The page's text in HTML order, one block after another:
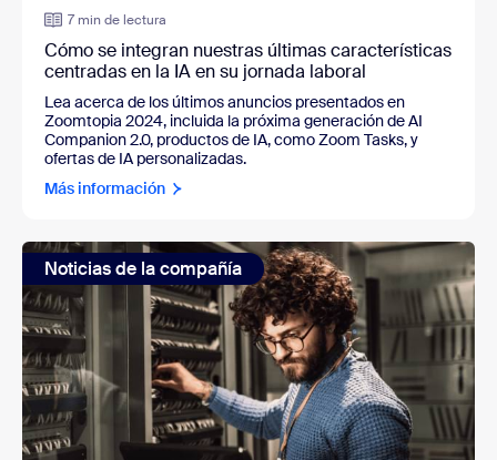
7 min de lectura
Cómo se integran nuestras últimas características
centradas en la IA en su jornada laboral
Lea acerca de los últimos anuncios presentados en
Zoomtopia 2024, incluida la próxima generación de AI
Companion 2.0, productos de IA, como Zoom Tasks, y
ofertas de IA personalizadas.
Más información
Noticias de la compañía